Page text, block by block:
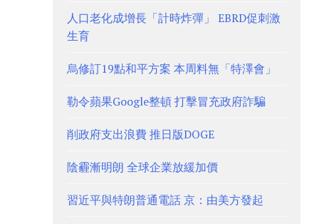
人口老化成增長「計時炸彈」 EBRD促刺激
生育
烏修訂19點和平方案 本周料無「特澤會」
勒令蘋果Google整頓 打擊冒充政府詐騙
削政府支出浪費 推日版DOGE
陰霾漸明朗 全球企業放緩加價
習近平與特朗普通電話 京：由美方發起